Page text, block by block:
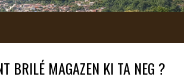
BRILÉ MAGAZEN KI TA NEG ?